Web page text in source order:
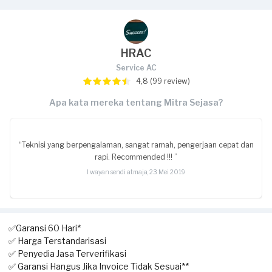
HRAC
Service AC
4,8 (99 review)
Apa kata mereka tentang Mitra Sejasa?
“Teknisi yang berpengalaman, sangat ramah, pengerjaan cepat dan
rapi. Recommended !!! ”
I wayan sendi atmaja, 23 Mei 2019
✅Garansi 60 Hari*
✅ Harga Terstandarisasi
✅ Penyedia Jasa Terverifikasi
✅ Garansi Hangus Jika Invoice Tidak Sesuai**